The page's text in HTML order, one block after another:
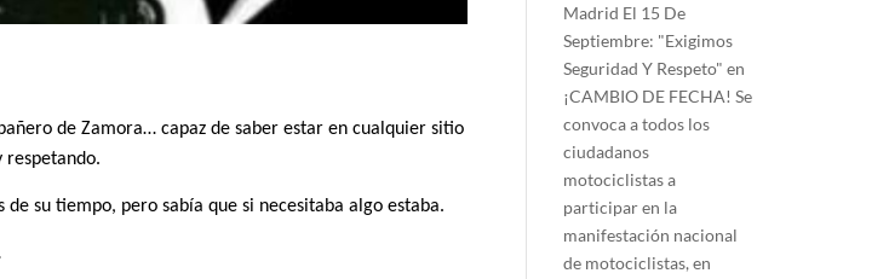
de Zamora… capaz de saber estar en cualquier sitio
respetando.
de su tiempo, pero sabía que si necesitaba algo estaba.
Madrid El 15 De
Septiembre: "Exigimos
Seguridad Y Respeto" en
¡CAMBIO DE FECHA! Se
convoca a todos los
ciudadanos
motociclistas a
participar en la
manifestación nacional
de motociclistas, en